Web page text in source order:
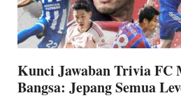
Kunci Jawaban Trivia FC
Bangsa: Jepang Semua